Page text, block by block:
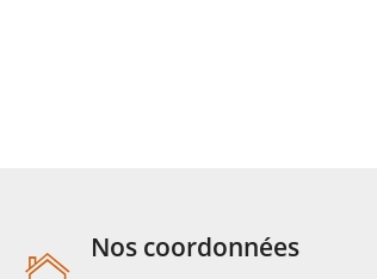
Nos coordonnées